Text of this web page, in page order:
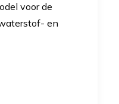
voor de
en